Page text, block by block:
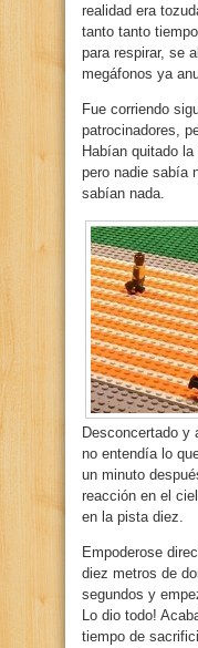
realidad era
tanto tanto
para respirar, se
megáfonos ya
Fue corriendo
patrocinadores,
Habían quitado
pero nadie sabía
sabían nada.
Desconcertado y
no entendía lo
un minuto
reacción en el
en la pista diez.
Empoderose
diez metros de
segundos y
Lo dio todo!
tiempo de